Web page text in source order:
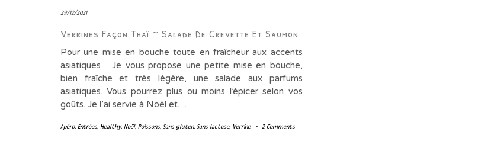
29/12/2021
Verrines Façon Thaï ~ Salade De Crevette Et Saumon
Pour une mise en bouche toute en fraîcheur aux accents
asiatiques Je vous propose une petite mise en bouche,
bien fraîche et très légère, une salade aux parfums
asiatiques. Vous pourrez plus ou moins l’épicer selon vos
goûts. Je l’ai servie à Noël et…
Apéro, Entrées, Healthy, Noël, Poissons, Sans gluten, Sans lactose, Verrine - 2 Comments